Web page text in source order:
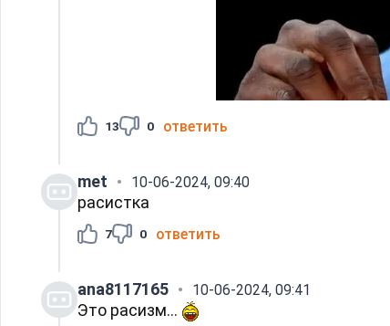
13 0 ответить
met 10-06-2024, 09:40
расистка
7 0 ответить
ana8117165 10-06-2024, 09:41
Это расизм...